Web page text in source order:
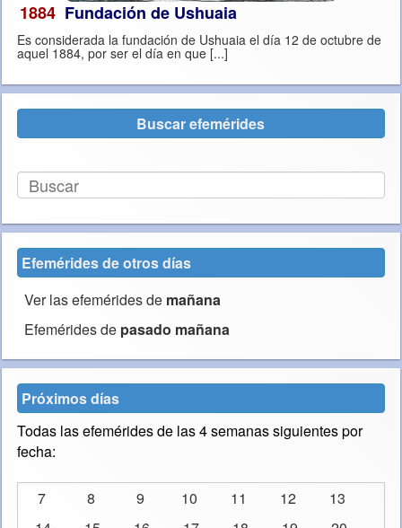
1884 Fundación de Ushuaia
Es considerada la fundación de Ushuaia el día 12 de octubre de
aquel 1884, por ser el día en que [...]
Buscar efemérides
Efemérides de otros días
Ver las efemérides de mañana
Efemérides de pasado mañana
Próximos días
Todas las efemérides de las 4 semanas siguientes por
fecha:
7 8 9 10 11 12
13